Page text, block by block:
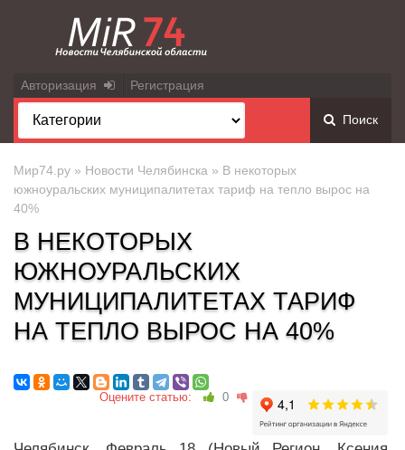
Авторизация Регистрация
Поиск
Мир74.ру » Новости Челябинска » В некоторых
южноуральских муниципалитетах тариф на тепло вырос на
40%
В НЕКОТОРЫХ
ЮЖНОУРАЛЬСКИХ
МУНИЦИПАЛИТЕТАХ ТАРИФ
НА ТЕПЛО ВЫРОС НА 40%
Оцените статью: 0